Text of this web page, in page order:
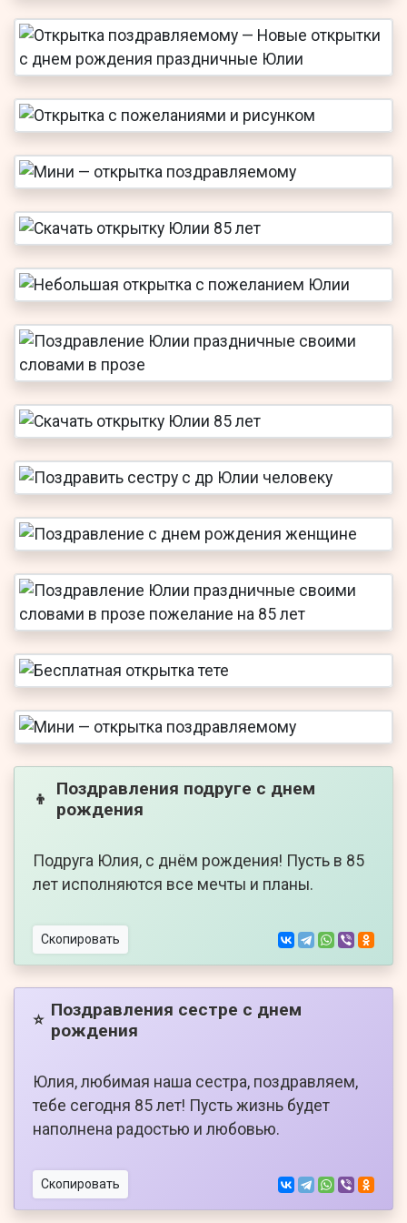
👦
Поздравления подруге с днем
рождения
Подруга Юлия, с днём рождения! Пусть в 85
лет исполняются все мечты и планы.
Скопировать
⭐ Поздравления сестре с днем
рождения
Юлия, любимая наша сестра, поздравляем,
тебе сегодня 85 лет! Пусть жизнь будет
наполнена радостью и любовью.
Скопировать